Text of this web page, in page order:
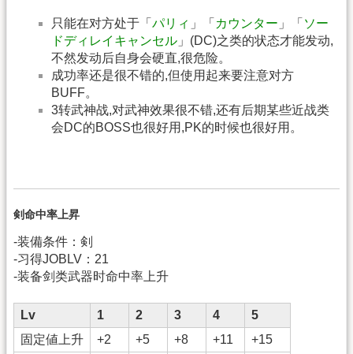
只能在对方处于「 パリィ 」「 カウンター 」「 ソー
ドディレイキャンセル 」(DC)之类的状态才能发动,
不然发动后自身会硬直,很危险。
成功率还是很不错的,但使用起来要注意对方
BUFF。
3转武神战,对武神效果很不错,还有后期某些近战类
会DC的BOSS也很好用,PK的时候也很好用。
剣命中率上昇
-装備条件：剣
-习得JOBLV：21
-装备剑类武器时命中率上升
Lv 1 2 3 4
5
固定値上升
+2 +5 +8 +11 +15